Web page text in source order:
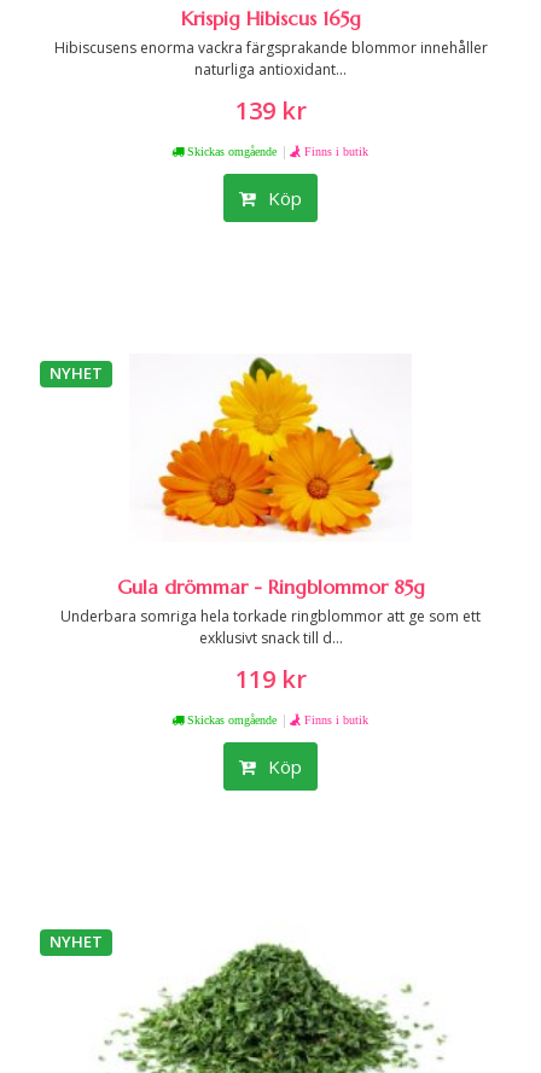
Krispig Hibiscus 165g
Hibiscusens enorma vackra färgsprakande blommor innehåller
naturliga antioxidant...
139 kr
Skickas omgående | Finns i butik
Köp
NYHET
Gula drömmar - Ringblommor 85g
Underbara somriga hela torkade ringblommor att ge som ett
exklusivt snack till d...
119 kr
Skickas omgående | Finns i butik
Köp
NYHET